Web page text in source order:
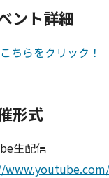
ント詳細
ちらをクリック！
形式
生配信